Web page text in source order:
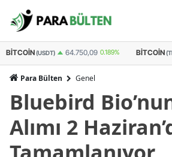
BITCOIN(USDT) 64.750,09 0.189% BITCOIN
Para Bülten Genel
Bluebird
Alımı 2